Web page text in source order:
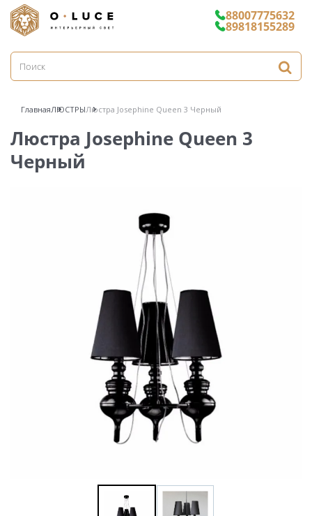
88007775632
89818155289
ГлавнаяЛЮСТРЫЛюстра Josephine Queen 3 Черный
Люстра Josephine Queen 3
Черный